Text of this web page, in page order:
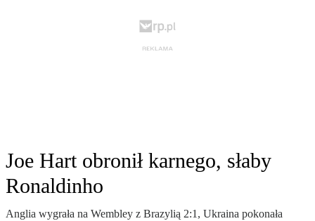
Joe Hart obronił karnego, słaby
Ronaldinho
Anglia wygrała na Wembley z Brazylią 2:1, Ukraina pokonała